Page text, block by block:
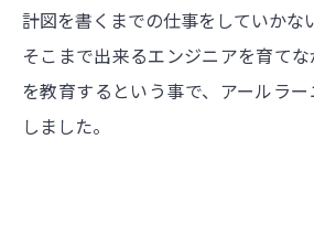
計図を書くまでの仕事をしていかな
そこまで出来るエンジニアを育て
を教育するという事で、アールラ
しました。